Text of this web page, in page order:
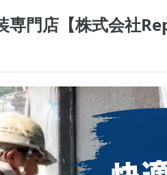
専門店【株式会社